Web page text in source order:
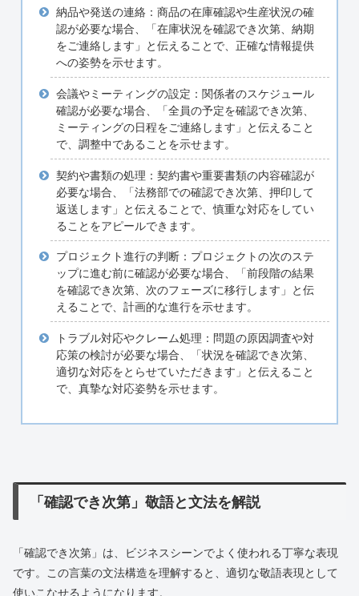
納品や発送の連絡：商品の在庫確認や生産状況の確
認が必要な場合、「在庫状況を確認でき次第、納期
をご連絡します」と伝えることで、正確な情報提供
への姿勢を示せます。
会議やミーティングの設定：関係者のスケジュール
確認が必要な場合、「全員の予定を確認でき次第、
ミーティングの日程をご連絡します」と伝えること
で、調整中であることを示せます。
契約や書類の処理：契約書や重要書類の内容確認が
必要な場合、「法務部での確認でき次第、押印して
返送します」と伝えることで、慎重な対応をしてい
ることをアピールできます。
プロジェクト進行の判断：プロジェクトの次のステ
ップに進む前に確認が必要な場合、「前段階の結果
を確認でき次第、次のフェーズに移行します」と伝
えることで、計画的な進行を示せます。
トラブル対応やクレーム処理：問題の原因調査や対
応策の検討が必要な場合、「状況を確認でき次第、
適切な対応をとらせていただきます」と伝えること
で、真摯な対応姿勢を示せます。
「確認でき次第」敬語と文法を解説
「確認でき次第」は、ビジネスシーンでよく使われる丁寧な表現
です。この言葉の文法構造を理解すると、適切な敬語表現として
使いこなせるようになります。